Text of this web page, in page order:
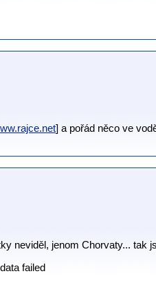
] a pořád něco ve
neviděl, jenom Chorvaty... tak
failed